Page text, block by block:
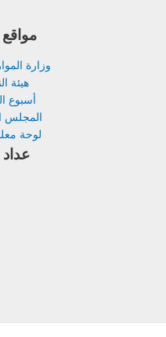
مواقع ذات
وزارة الموارد
هيئة النقل
أسبوع القاهرة
المجلس العالمي
لوحة معلومات NWRC
عداد
عنوانك على